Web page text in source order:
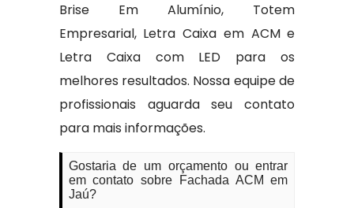
Brise Em Alumínio, Totem
Empresarial, Letra Caixa em ACM e
Letra Caixa com LED para os
melhores resultados. Nossa equipe de
profissionais aguarda seu contato
para mais informações.
Gostaria de um orçamento ou entrar
em contato sobre Fachada ACM em
Jaú?